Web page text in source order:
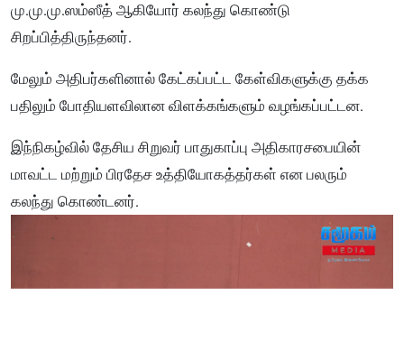
மு.மு.மு.ஸம்ஸீத் ஆகியோர் கலந்து கொண்டு
சிறப்பித்திருந்தனர்.
மேலும் அதிபர்களினால் கேட்கப்பட்ட கேள்விகளுக்கு தக்க
பதிலும் போதியளவிலான விளக்கங்களும் வழங்கப்பட்டன.
இந்நிகழ்வில் தேசிய சிறுவர் பாதுகாப்பு அதிகாரசபையின்
மாவட்ட மற்றும் பிரதேச உத்தியோகத்தர்கள் என பலரும்
கலந்து கொண்டனர்.